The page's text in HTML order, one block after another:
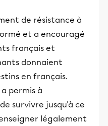
de résistance à
et a encouragé
français et
donnaient
en français.
permis à
survivre jusqu'à ce
légalement